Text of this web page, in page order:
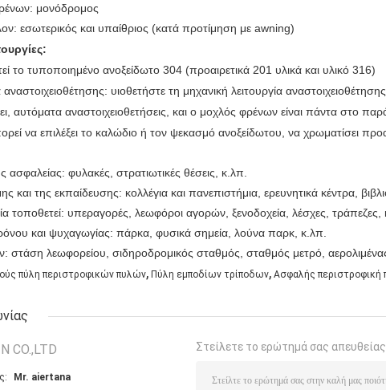
μονόδρομος
εσωτερικός και υπαίθριος (κατά προτίμηση με awning)
το τυποποιημένο ανοξείδωτο 304 (προαιρετικά 201 υλικά και υλικό 316)
αναστοιχειοθέτησης: υιοθετήστε τη μηχανική λειτουργία
αυτόματα αναστοιχειοθετήσεις, και ο μοχλός φρένων είναι πάντα στο
να επιλέξει το καλώδιο ή τον ψεκασμό ανοξείδωτου, να χρωματίσει
ασφαλείας: φυλακές, στρατιωτικές θέσεις, κ.λπ.
και της εκπαίδευσης: κολλέγια και πανεπιστήμια, ερευνητικά κέντρα,
τοποθετεί: υπεραγορές, λεωφόροι αγορών, ξενοδοχεία, λέσχες, τράπεζες,
και ψυχαγωγίας: πάρκα, φυσικά σημεία, λούνα παρκ, κ.λπ.
στάση λεωφορείου, σιδηροδρομικός σταθμός, σταθμός μετρό,
πύλη περιστροφικών πυλών, Πύλη εμποδίων τρίποδων, Ασφαλής περιστροφική
CO.,LTD
Mr. aiertana
Στείλετε το ερώτημά σας